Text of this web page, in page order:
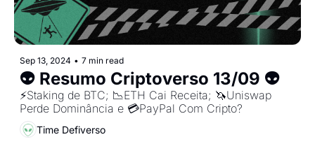
Sep 13, 2024 • 7 min read
👽 Resumo Criptoverso 13/09 👽
⚡️Staking de BTC; 📉ETH Cai Receita; 🦄Uniswap
Perde Dominância e 💳PayPal Com Cripto?
Time Defiverso